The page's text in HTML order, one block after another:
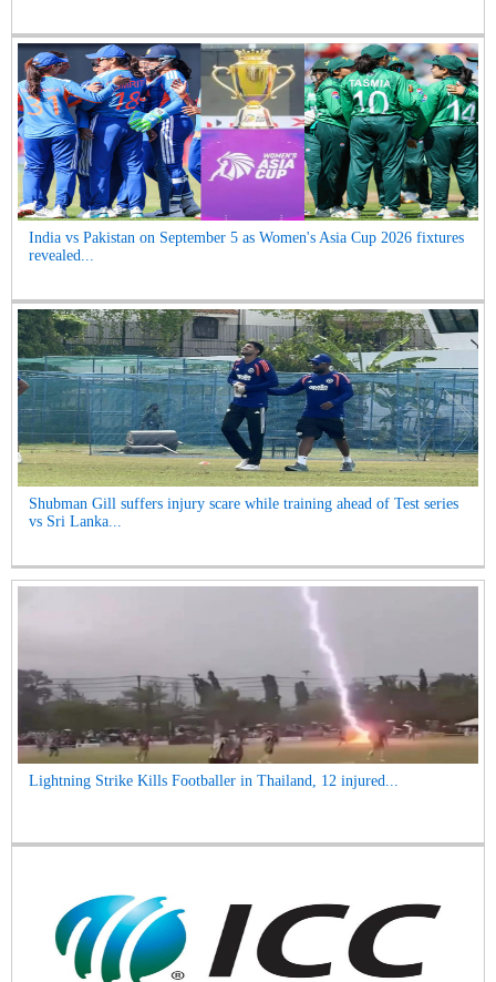
India vs Pakistan on September 5 as Women's Asia Cup 2026 fixtures
revealed...
Shubman Gill suffers injury scare while training ahead of Test series
vs Sri Lanka...
Lightning Strike Kills Footballer in Thailand, 12 injured...